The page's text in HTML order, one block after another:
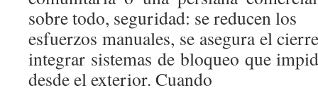
sobre todo, seguridad: se reducen los
esfuerzos manuales, se asegura el
integrar sistemas de bloqueo que
desde el exterior. Cuando